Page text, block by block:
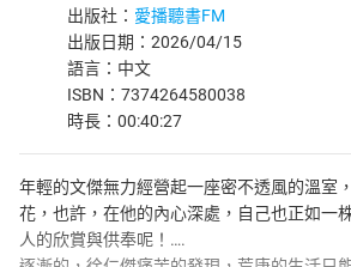
出版社： 愛播聽書FM
出版日期：2026/04/15
語言：中文
ISBN：7374264580038
時長：00:40:27
年輕的文傑無力經營起一座密不透風的溫室
花，也許，在他的內心深處，自己也正如一
人的欣賞與供奉呢！….